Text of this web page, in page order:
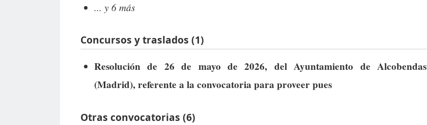
... y 6 más
Concursos y traslados (1)
Resolución de 26 de mayo de 2026, del Ayuntamiento de Alcobendas
(Madrid), referente a la convocatoria para proveer pues
Otras convocatorias (6)